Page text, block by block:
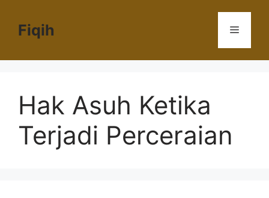
Fiqih Menu
Hak Asuh Ketika
Terjadi Perceraian